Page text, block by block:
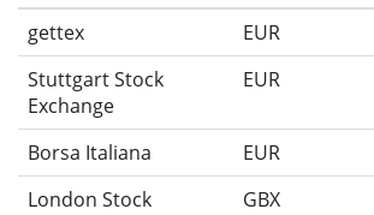
gettex
EUR
Stuttgart Stock
Exchange
EUR
Borsa Italiana EUR
London Stock
GBX